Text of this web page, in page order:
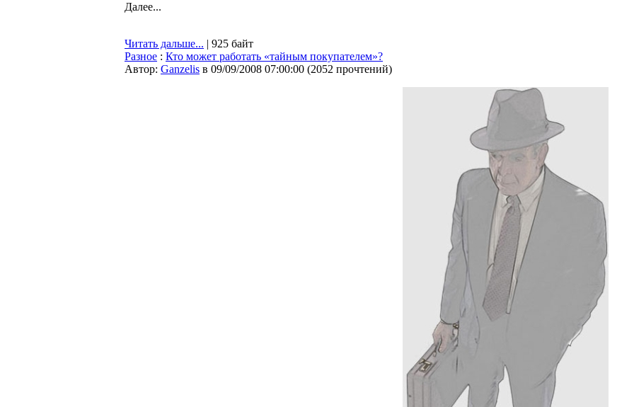
Далее...
Читать дальше... | 925 байт
Разное : Кто может работать «тайным покупателем»?
Автор: Ganzelis в 09/09/2008 07:00:00 (2052 прочтений)